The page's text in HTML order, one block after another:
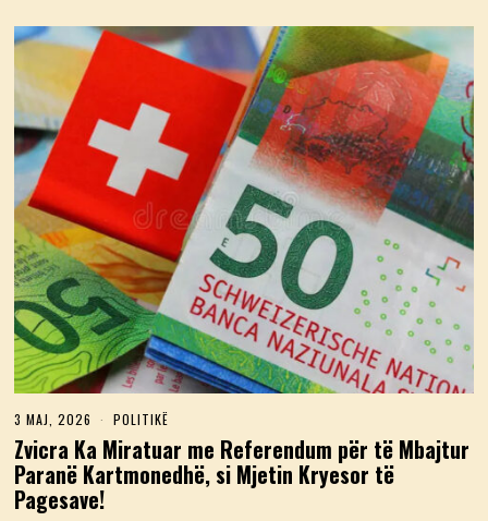
3 MAJ, 2026
A
J
,
2
POLITIKË
Zvicra Ka Miratuar me Referendum për të Mbajtur
Paranë Kartmonedhë, si Mjetin Kryesor të
Pagesave!